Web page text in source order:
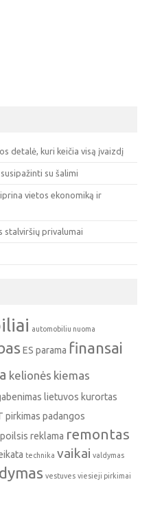
detalė, kuri keičia visą įvaizdį
su šalimi
vietos ekonomiką ir
stalviršių privalumai
automobiliu nuoma
ES parama finansai
kelionės kiemas
lietuvos kurortas
pirkimas padangos
poilsis reklama remontas
technika vaikai valdymas
vestuves viesieji pirkimai